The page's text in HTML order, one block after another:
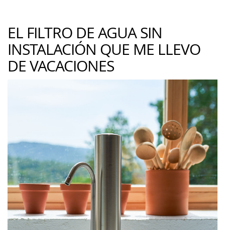
EL FILTRO DE AGUA SIN
INSTALACIÓN QUE ME LLEVO
DE VACACIONES